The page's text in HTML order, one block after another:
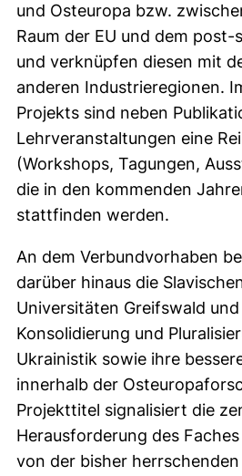
und Osteuropa bzw.
Raum der EU und dem post-
und verknüpfen diesen mit
anderen Industrieregionen.
Projekts sind neben
Lehrveranstaltungen eine
(Workshops, Tagungen,
die in den kommenden
stattfinden werden.
An dem Verbundvorhaben
darüber hinaus die
Universitäten Greifswald
Konsolidierung und
Ukrainistik sowie ihre
innerhalb der
Projekttitel signalisiert die
Herausforderung des
von der bisher